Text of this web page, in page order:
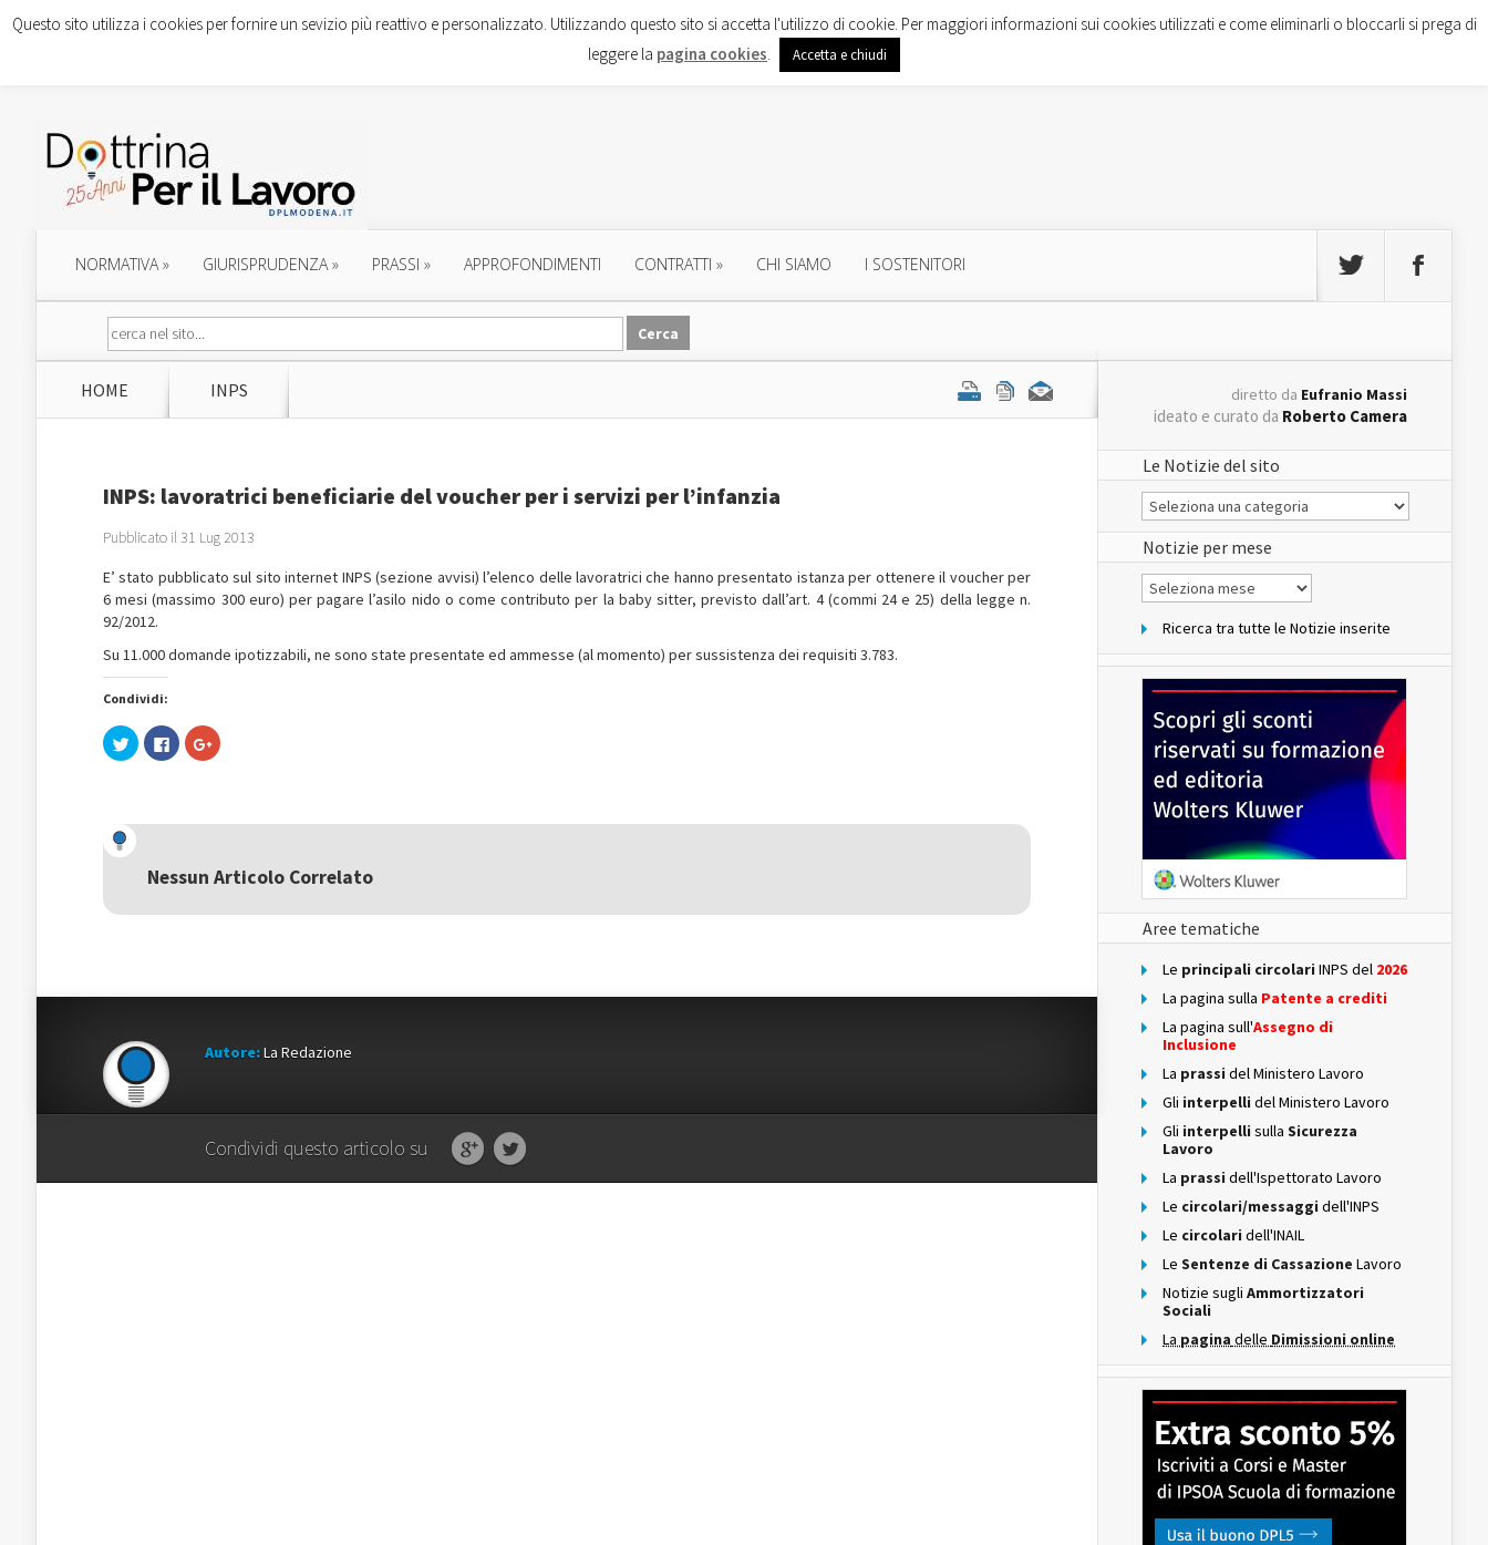
NORMATIVA» GIURISPRUDENZA» PRASSI » APPROFONDIMENTI CONTRATTI » CHI SIAMO I SOSTENITORI
HOME INPS
INPS: lavoratrici beneficiarie del voucher per i servizi per l’infanzia
Pubblicato il 31 Lug 2013
E’ stato pubblicato sul sito internet INPS (sezione avvisi) l’elenco delle lavoratrici che hanno presentato istanza per ottenere il voucher per
6 mesi (massimo 300 euro) per pagare l’asilo nido o come contributo per la baby sitter, previsto dall’art. 4 (commi 24 e 25) della legge n.
92/2012.
Su 11.000 domande ipotizzabili, ne sono state presentate ed ammesse (al momento) per sussistenza dei requisiti 3.783.
Condividi:
Fai
clic
(Si
apre
una
nuova
Fai
clic
nuova
finestra)
Fai
clic
una
nuova
Nessun Articolo Correlato
Autore:La Redazione
Condividi questo articolo su
diretto da Eufranio Massi
ideato e curato da Roberto Camera
Le Notizie del sito
Le
Notizie
del
sito
Notizie per mese
Notizie
per
Ricerca tra tutte le Notizie inserite
Aree tematiche
Le principali circolari INPS del 2026
La pagina sulla Patente a crediti
La pagina sull'Assegno di
Inclusione
La prassi del Ministero Lavoro
Gli interpelli del Ministero Lavoro
Gli interpelli sulla Sicurezza
Lavoro
La prassi dell'Ispettorato Lavoro
Le circolari/messaggi dell'INPS
Le circolari dell'INAIL
Le Sentenze di Cassazione Lavoro
Notizie sugli Ammortizzatori
Sociali
La pagina delle Dimissioni online
Questo sito utilizza i cookies per fornire un sevizio più reattivo e personalizzato. Utilizzando questo sito si accetta l'utilizzo di cookie. Per maggiori informazioni sui cookies utilizzati e come eliminarli o bloccarli si prega di
leggere la pagina cookies. Accetta e chiudi